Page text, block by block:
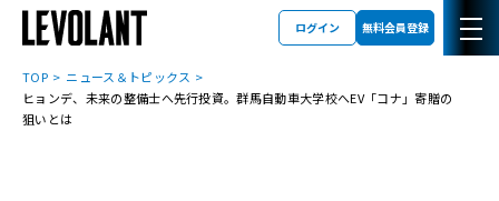
ログイン 無料会員登録
TOP
ニュース＆トピックス
ヒョンデ、未来の整備士へ先行投資。群馬自動車大学校へEV「コナ」寄贈の
狙いとは